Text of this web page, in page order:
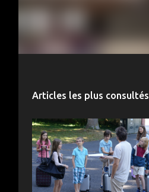
Articles les plus consultés